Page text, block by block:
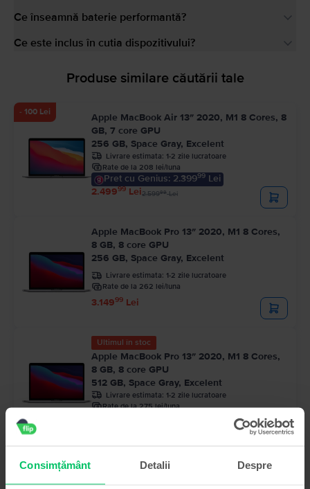
Consimțământ Detalii Despre
Ce înseamnă baterie performantă?
Ce este inclus în cutia dispozitivului?
Produse similare căutării tale
- 100 Lei
Apple MacBook Air 13″ 2020, M1 8 Cores, 8
GB, 7 core GPU
256 GB, Space Gray, Excelent
Livrare estimata: 1-2 zile lucratoare
Rate de la 208 lei/luna
Pret cu Genius: 2.39999 Lei
2.49999 Lei2.59999Lei
Apple MacBook Pro 13″ 2020, M1 8 Cores,
8 GB, 8 core GPU
256 GB, Space Gray, Excelent
Livrare estimata: 1-2 zile lucratoare
Rate de la 262 lei/luna
3.14999 Lei
Ultimul în stoc
Apple MacBook Pro 13″ 2020, M1 8 Cores,
8 GB, 8 core GPU
512 GB, Space Gray, Excelent
Livrare estimata: 1-2 zile lucratoare
Rate de la 275 lei/luna